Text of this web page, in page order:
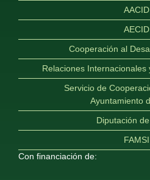
AACID
AECID
Cooperación al
Relaciones Internacionales
Servicio de
Ayuntamiento
Diputación
FAMSI
Con financiación de: